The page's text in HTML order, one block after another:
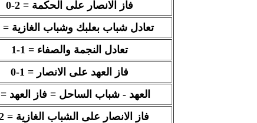
فاز الانصار على الحكمة = 2-0
تعادل شباب بعلبك وشباب الغازية = 1-1
تعادل النجمة والصفاء = 1-1
فاز العهد على الانصار = 1-0
العهد - شباب الساحل = فاز العهد = 8-
فاز الانصار على الشباب الغازية = 2-0